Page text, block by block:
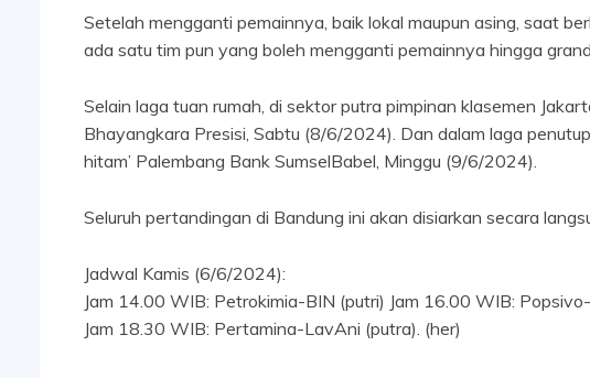
Setelah mengganti pemainnya, baik lokal maupun asing, saat
ada satu tim pun yang boleh mengganti pemainnya hingga
Selain laga tuan rumah, di sektor putra pimpinan klasemen
Bhayangkara Presisi, Sabtu (8/6/2024). Dan dalam laga
hitam’ Palembang Bank SumselBabel, Minggu (9/6/2024).
Seluruh pertandingan di Bandung ini akan disiarkan secara
Jadwal Kamis (6/6/2024):
Jam 14.00 WIB: Petrokimia-BIN (putri) Jam 16.00 WIB:
Jam 18.30 WIB: Pertamina-LavAni (putra). (her)